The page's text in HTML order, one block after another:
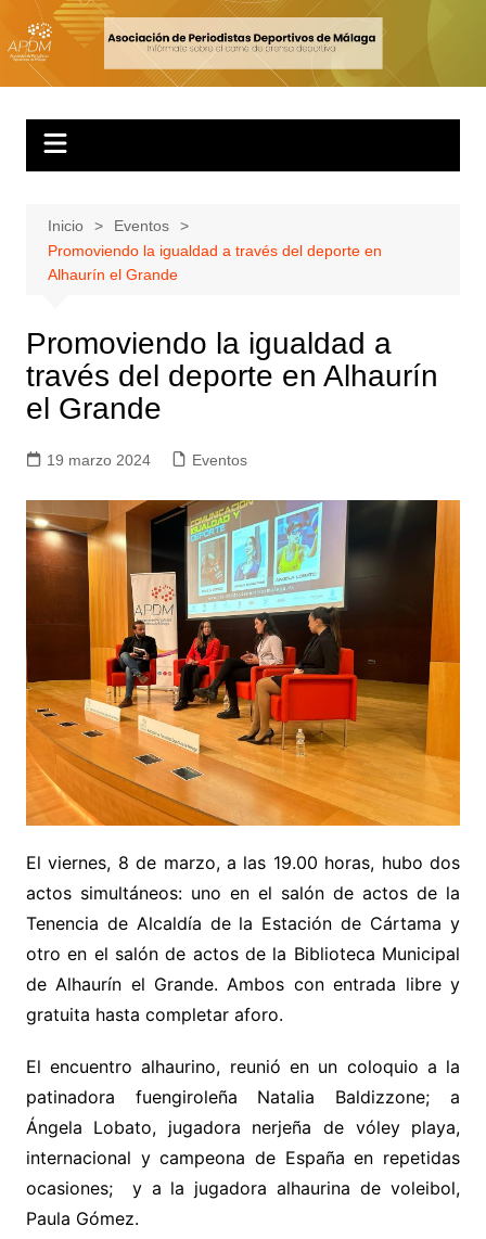
Inicio
Eventos
Promoviendo la igualdad a través del deporte en
Alhaurín el Grande
Promoviendo la igualdad a
través del deporte en Alhaurín
el Grande
19 marzo 2024 Eventos
El viernes, 8 de marzo, a las 19.00 horas, hubo dos
actos simultáneos: uno en el salón de actos de la
Tenencia de Alcaldía de la Estación de Cártama y
otro en el salón de actos de la Biblioteca Municipal
de Alhaurín el Grande. Ambos con entrada libre y
gratuita hasta completar aforo.
El encuentro alhaurino, reunió en un coloquio a la
patinadora fuengiroleña Natalia Baldizzone; a
Ángela Lobato, jugadora nerjeña de vóley playa,
internacional y campeona de España en repetidas
ocasiones; y a la jugadora alhaurina de voleibol,
Paula Gómez.